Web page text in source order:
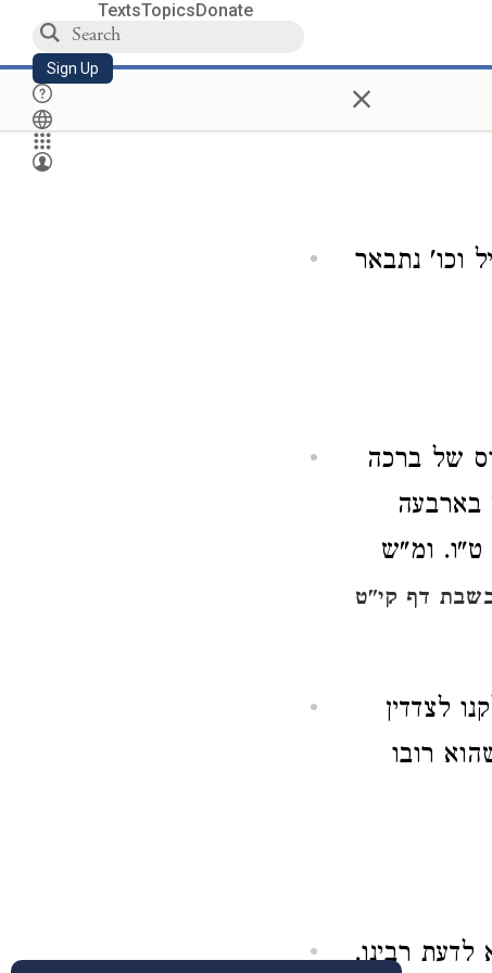
TextsTopicsDonate
Sign Up ×
וכו' נתבאר
של ברכה
בארבעה
ט"ו. ומ"ש
דף קי"ט
לצדדין
רובו
לדעת רבינו.